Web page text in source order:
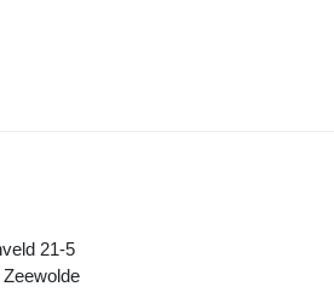
STEUNT MARTINE KRUIDER
21-5